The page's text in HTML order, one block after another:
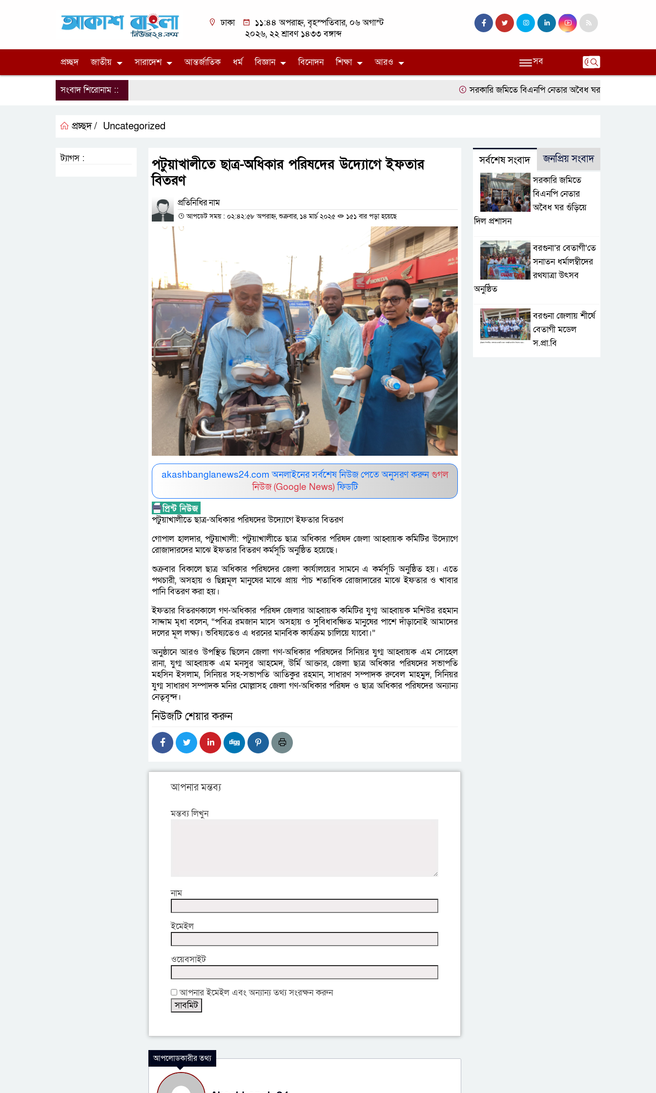
ঢাকা
১১:৪৪ অপরাহ্ন, বৃহস্পতিবার, ০৬ অগাস্ট
২০২৬, ২২ শ্রাবণ ১৪৩৩ বঙ্গাব্দ
প্রচ্ছদ জাতীয় সারাদেশ আন্তর্জাতিক ধর্ম বিজ্ঞান বিনোদন শিক্ষা আরও সব
সংবাদ শিরোনাম :: সরকারি জমিতে বিএনপি নেতার অবৈধ ঘর গুঁড়িয়ে দিল প্রশাসন
প্রচ্ছদ / Uncategorized
পটুয়াখালীতে ছাত্র-অধিকার পরিষদের উদ্যোগে ইফতার
বিতরণ
প্রতিনিধির নাম
আপডেট সময় : ০২:৪২:৫৮ অপরাহ্ন, শুক্রবার, ১৪ মার্চ ২০২৫ ১৫১ বার পড়া হয়েছে
akashbanglanews24.com অনলাইনের সর্বশেষ নিউজ পেতে অনুসরণ করুনগুগল
নিউজ (Google News) ফিডটি
পটুয়াখালীতে ছাত্র-অধিকার পরিষদের উদ্যোগে ইফতার বিতরণ
গোপাল হালদার, পটুয়াখালী: পটুয়াখালীতে ছাত্র অধিকার পরিষদ জেলা আহ্বায়ক কমিটির উদ্যোগে
রোজাদারদের মাঝে ইফতার বিতরণ কর্মসূচি অনুষ্ঠিত হয়েছে।
শুক্রবার বিকালে ছাত্র অধিকার পরিষদের জেলা কার্যালয়ের সামনে এ কর্মসূচি অনুষ্ঠিত হয়। এতে
পথচারী, অসহায় ও ছিন্নমূল মানুষের মাঝে প্রায় পাঁচ শতাধিক রোজাদারের মাঝে ইফতার ও খাবার
পানি বিতরণ করা হয়।
ইফতার বিতরণকালে গণ-অধিকার পরিষদ জেলার আহ্বায়ক কমিটির যুগ্ম আহ্বায়ক মশিউর রহমান
সাদ্দাম মৃধা বলেন, “পবিত্র রমজান মাসে অসহায় ও সুবিধাবঞ্চিত মানুষের পাশে দাঁড়ানোই আমাদের
দলের মূল লক্ষ্য। ভবিষ্যতেও এ ধরনের মানবিক কার্যক্রম চালিয়ে যাবো।”
অনুষ্ঠানে আরও উপস্থিত ছিলেন জেলা গণ-অধিকার পরিষদের সিনিয়র যুগ্ম আহ্বায়ক এম সোহেল
রানা, যুগ্ম আহ্বায়ক এম মনসুর আহমেদ, উর্মি আক্তার, জেলা ছাত্র অধিকার পরিষদের সভাপতি
মহসিন ইসলাম, সিনিয়র সহ-সভাপতি আতিকুর রহমান, সাধারণ সম্পাদক রুবেল মাহমুদ, সিনিয়র
যুগ্ম সাধারণ সম্পাদক মনির মোল্লাসহ জেলা গণ-অধিকার পরিষদ ও ছাত্র অধিকার পরিষদের অন্যান্য
নেতৃবৃন্দ।
নিউজটি শেয়ার করুন
আপনার মন্তব্য
মন্তব্য লিখুন
নাম
ইমেইল
ওয়েবসাইট
আপনার ইমেইল এবং অন্যান্য তথ্য সংরক্ষন করুন
আপলোডকারীর তথ্য
ট্যাগস : সর্বশেষ সংবাদ জনপ্রিয় সংবাদ
সরকারি জমিতে
বিএনপি নেতার
অবৈধ ঘর গুঁড়িয়ে
দিল প্রশাসন
বরগুনা’র বেতাগী’তে
সনাতন ধর্মালম্বীদের
রথযাত্রা উৎসব
অনুষ্ঠিত
বরগুনা জেলায় শীর্ষে
বেতাগী মডেল
স.প্রা.বি